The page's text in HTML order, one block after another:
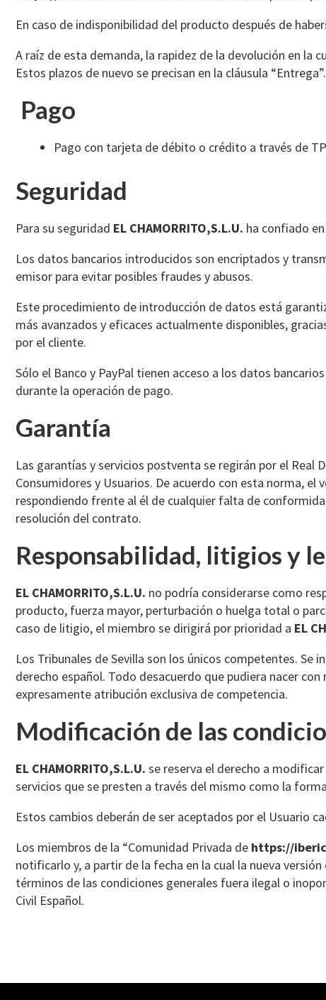
En caso de indisponibilidad del producto después de
A raíz de esta demanda, la rapidez de la devolución en la
Estos plazos de nuevo se precisan en la cláusula “Entrega”.
Pago
Pago con tarjeta de débito o crédito a través de
Seguridad
Para su seguridad EL CHAMORRITO,S.L.U. ha confiado
Los datos bancarios introducidos son encriptados y
emisor para evitar posibles fraudes y abusos.
Este procedimiento de introducción de datos está
más avanzados y eficaces actualmente disponibles,
por el cliente.
Sólo el Banco y PayPal tienen acceso a los datos
durante la operación de pago.
Garantía
Las garantías y servicios postventa se regirán por el Real
Consumidores y Usuarios. De acuerdo con esta norma,
respondiendo frente al él de cualquier falta de
resolución del contrato.
Responsabilidad, litigios y
EL CHAMORRITO,S.L.U. no podría considerarse como
producto, fuerza mayor, perturbación o huelga total o
caso de litigio, el miembro se dirigirá por prioridad a EL
Los Tribunales de Sevilla son los únicos competentes. Se
derecho español. Todo desacuerdo que pudiera nacer
expresamente atribución exclusiva de competencia.
Modificación de las
EL CHAMORRITO,S.L.U. se reserva el derecho a
servicios que se presten a través del mismo como la
Estos cambios deberán de ser aceptados por el Usuario
Los miembros de la “Comunidad Privada de https://
notificarlo y, a partir de la fecha en la cual la nueva
términos de las condiciones generales fuera ilegal o
Civil Español.